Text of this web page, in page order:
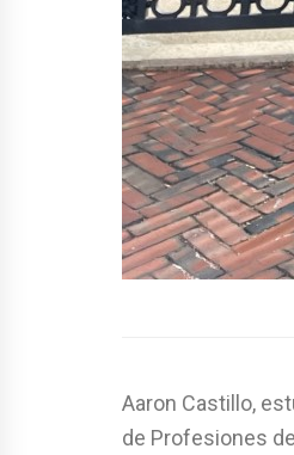
Aaron Castillo,
de Profesiones